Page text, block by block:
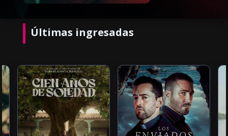
Últimas ingresadas